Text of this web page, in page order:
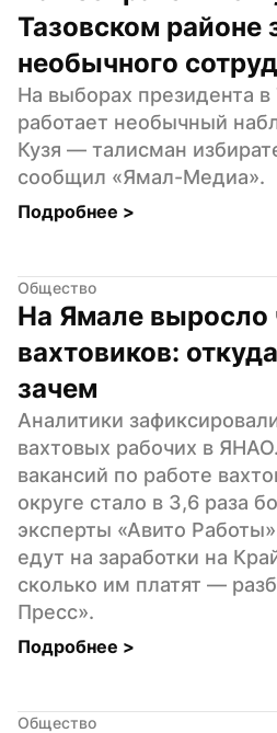
Тазовском районе
необычного
На выборах президента
работает необычный
Кузя — талисман
сообщил «Ямал-Медиа».
Подробнее >
Общество
На Ямале выросло
вахтовиков:
зачем
Аналитики
вахтовых рабочих в
вакансий по работе
округе стало в 3,6 раза
эксперты «Авито
едут на заработки на
сколько им платят —
Пресс».
Подробнее >
Общество